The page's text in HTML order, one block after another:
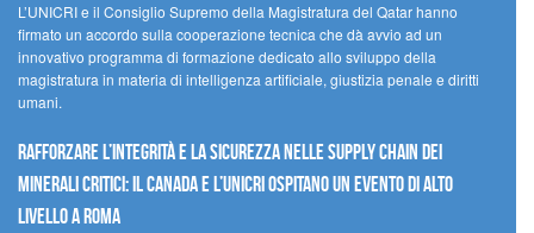
L’UNICRI e il Consiglio Supremo della Magistratura del Qatar hanno
firmato un accordo sulla cooperazione tecnica che dà avvio ad un
innovativo programma di formazione dedicato allo sviluppo della
magistratura in materia di intelligenza artificiale, giustizia penale e diritti
umani.
Rafforzare l’integrità e la sicurezza nelle supply chain dei
minerali critici: il Canada e l’UNICRI ospitano un evento di alto
livello a Roma